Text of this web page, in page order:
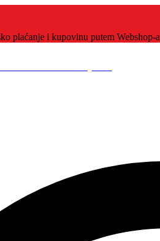
plaćanje i kupovinu putem Webshop-a